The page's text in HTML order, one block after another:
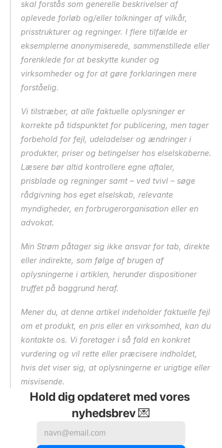
skal forstås som generelle beskrivelser af
oplevede forløb og/eller tolkninger af vilkår,
prisstrukturer og regninger. I flere tilfælde er
eksemplerne anonymiserede, sammenstillede eller
forenklede for at beskytte kunder og
virksomheder og for at gøre forklaringen mere
forståelig.
Vi tilstræber, at alle faktuelle oplysninger er
korrekte på tidspunktet for publicering, men tager
forbehold for fejl, udeladelser og ændringer i
produkter, priser og betingelser hos elselskaberne.
Læsere bør altid kontrollere egne aftaler,
prisblade og regninger samt – ved tvivl – søge
rådgivning hos eget elselskab, relevante
myndigheder, en forbrugerorganisation eller en
advokat.
Min Strøm påtager sig ikke ansvar for tab, direkte
eller indirekte, som følge af brugen af
oplysningerne i artiklen, herunder dispositioner
truffet på baggrund heraf.
Mener du, at denne artikel indeholder faktuelle fejl
om et produkt, en pris eller en virksomhed, kan du
kontakte os. Vi foretager i så fald en konkret
vurdering og vil rette eller præcisere indholdet,
hvis det viser sig, at oplysningerne er urigtige eller
misvisende.
Hold dig opdateret med vores
nyhedsbrev 💌